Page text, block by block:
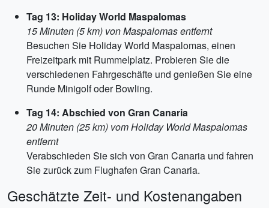
Tag 13: Holiday World Maspalomas
15 Minuten (5 km) von Maspalomas entfernt
Besuchen Sie Holiday World Maspalomas, einen
Freizeitpark mit Rummelplatz. Probieren Sie die
verschiedenen Fahrgeschäfte und genießen Sie eine
Runde Minigolf oder Bowling.
Tag 14: Abschied von Gran Canaria
20 Minuten (25 km) vom Holiday World Maspalomas
entfernt
Verabschieden Sie sich von Gran Canaria und fahren
Sie zurück zum Flughafen Gran Canaria.
Geschätzte Zeit- und Kostenangaben